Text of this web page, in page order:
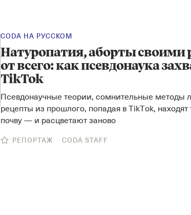
CODA НА РУССКОМ
Натуропатия, аборты своими
от всего: как псевдонаука
TikTok
Псевдонаучные теории, сомнительные методы
рецепты из прошлого, попадая в TikTok,
почву — и расцветают заново
РЕПОРТАЖ CODA STAFF